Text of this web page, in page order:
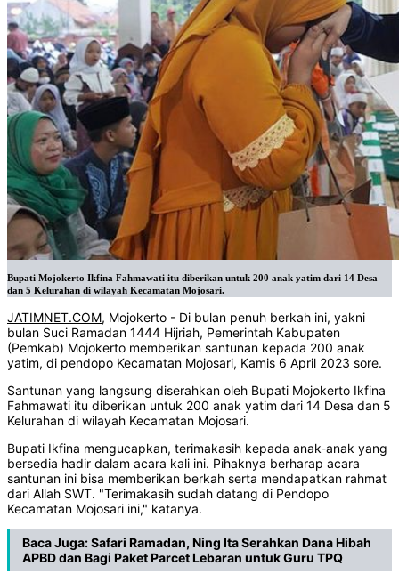
Bupati Mojokerto Ikfina Fahmawati itu diberikan untuk 200 anak yatim dari 14 Desa
dan 5 Kelurahan di wilayah Kecamatan Mojosari.
JATIMNET.COM, Mojokerto - Di bulan penuh berkah ini, yakni
bulan Suci Ramadan 1444 Hijriah, Pemerintah Kabupaten
(Pemkab) Mojokerto memberikan santunan kepada 200 anak
yatim, di pendopo Kecamatan Mojosari, Kamis 6 April 2023 sore.
Santunan yang langsung diserahkan oleh Bupati Mojokerto Ikfina
Fahmawati itu diberikan untuk 200 anak yatim dari 14 Desa dan 5
Kelurahan di wilayah Kecamatan Mojosari.
Bupati Ikfina mengucapkan, terimakasih kepada anak-anak yang
bersedia hadir dalam acara kali ini. Pihaknya berharap acara
santunan ini bisa memberikan berkah serta mendapatkan rahmat
dari Allah SWT. "Terimakasih sudah datang di Pendopo
Kecamatan Mojosari ini," katanya.
Baca Juga:Safari Ramadan, Ning Ita Serahkan Dana Hibah
APBD dan Bagi Paket Parcet Lebaran untuk Guru TPQ